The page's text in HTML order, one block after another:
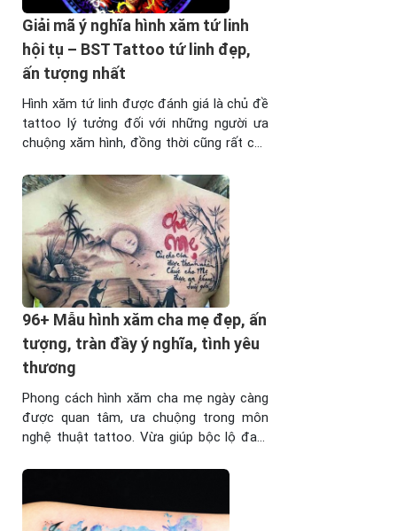
Giải mã ý nghĩa hình xăm tứ linh
hội tụ – BST Tattoo tứ linh đẹp,
ấn tượng nhất
Hình xăm tứ linh được đánh giá là chủ đề
tattoo lý tưởng đối với những người ưa
chuộng xăm hình, đồng thời cũng rất chú
phong cách tattoo có tương đối nhiều ý
nghĩa, tuy nhiên cần phải xăm đúng cách
mới đảm bảo ...
96+ Mẫu hình xăm cha mẹ đẹp, ấn
tượng, tràn đầy ý nghĩa, tình yêu
thương
Phong cách hình xăm cha mẹ ngày càng
được quan tâm, ưa chuộng trong môn
nghệ thuật tattoo. Vừa giúp bộc lộ đam
biết ơn với đấng sinh thành qua những
đọc quan tâm tới chủ đề ...